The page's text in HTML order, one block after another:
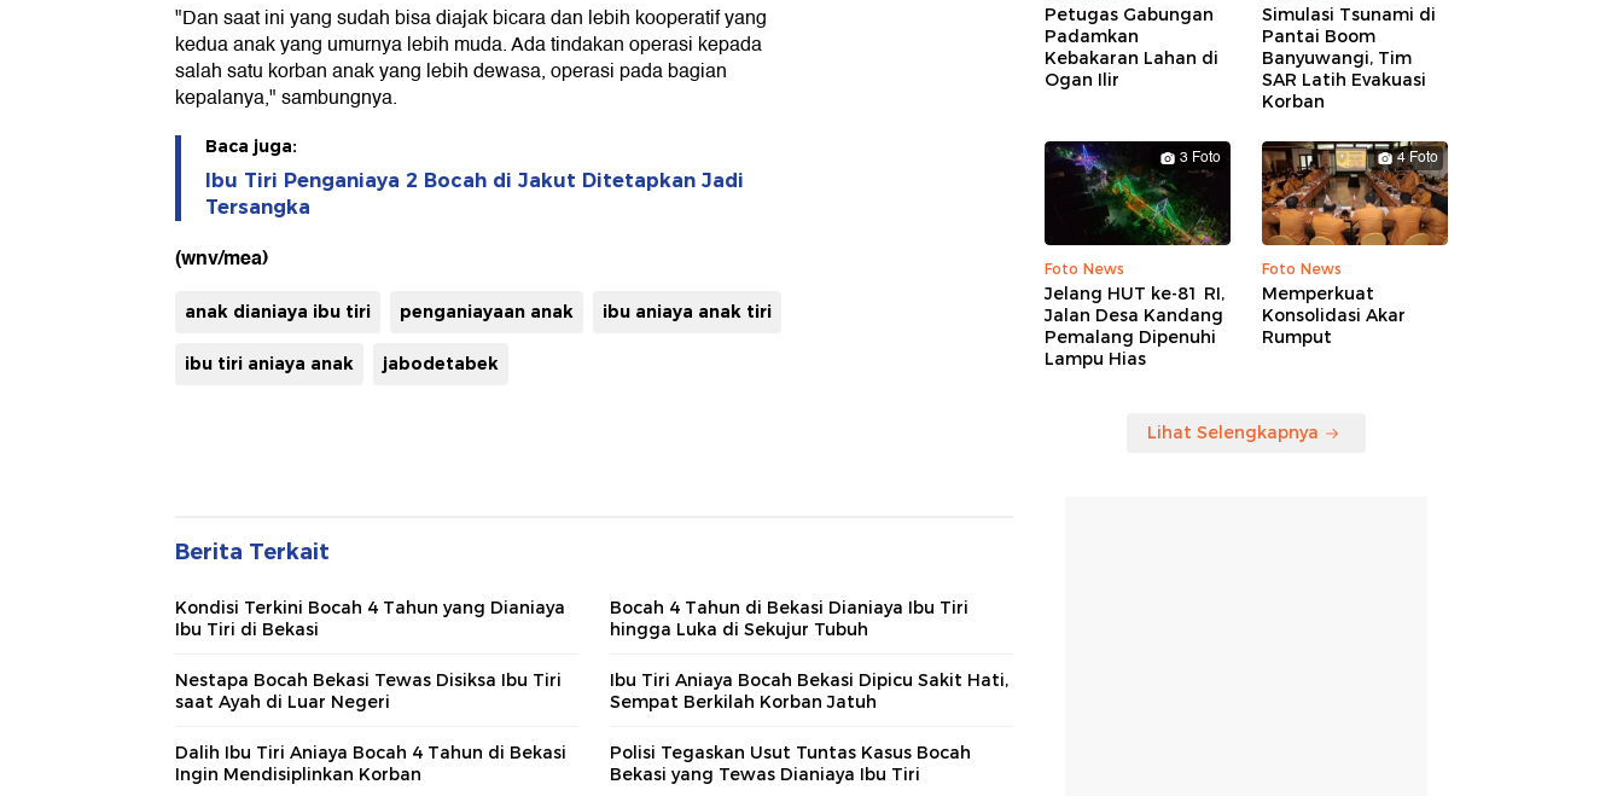
"Dan saat ini yang sudah bisa diajak bicara dan lebih kooperatif yang
kedua anak yang umurnya lebih muda. Ada tindakan operasi kepada
salah satu korban anak yang lebih dewasa, operasi pada bagian
kepalanya," sambungnya.
Baca juga:
Ibu Tiri Penganiaya 2 Bocah di Jakut Ditetapkan Jadi
Tersangka
(wnv/mea)
anak dianiaya ibu tiri penganiayaan anak ibu aniaya anak tiri
ibu tiri aniaya anak jabodetabek
Berita Terkait
Kondisi Terkini Bocah 4 Tahun yang Dianiaya
Ibu Tiri di Bekasi
Bocah 4 Tahun di Bekasi Dianiaya Ibu Tiri
hingga Luka di Sekujur Tubuh
Nestapa Bocah Bekasi Tewas Disiksa Ibu Tiri
saat Ayah di Luar Negeri
Ibu Tiri Aniaya Bocah Bekasi Dipicu Sakit Hati,
Sempat Berkilah Korban Jatuh
Dalih Ibu Tiri Aniaya Bocah 4 Tahun di Bekasi
Ingin Mendisiplinkan Korban
Polisi Tegaskan Usut Tuntas Kasus Bocah
Bekasi yang Tewas Dianiaya Ibu Tiri
Petugas Gabungan
Padamkan
Kebakaran Lahan di
Ogan Ilir
Simulasi Tsunami di
Pantai Boom
Banyuwangi, Tim
SAR Latih Evakuasi
Korban
3 Foto
Foto News
Jelang HUT ke-81 RI,
Jalan Desa Kandang
Pemalang Dipenuhi
Lampu Hias
4 Foto
Foto News
Memperkuat
Konsolidasi Akar
Rumput
Lihat Selengkapnya